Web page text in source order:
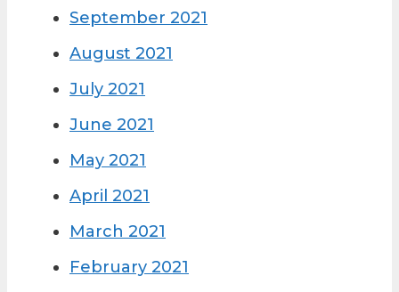
September 2021
August 2021
July 2021
June 2021
May 2021
April 2021
March 2021
February 2021